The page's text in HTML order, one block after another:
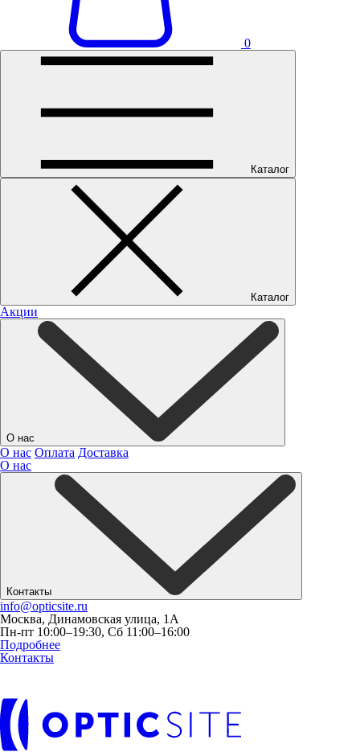
0
Каталог
Каталог
Акции
О нас
О нас Оплата Доставка
О нас
Контакты
info@opticsite.ru
Москва, Динамовская улица, 1А
Пн-пт 10:00–19:30, Сб 11:00–16:00
Подробнее
Контакты